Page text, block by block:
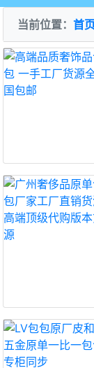
当前位置： 首